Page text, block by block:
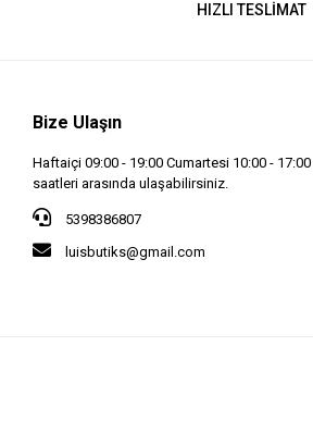
HIZLI TESLİMAT
Bize Ulaşın
Haftaiçi 09:00 - 19:00 Cumartesi 10:00 - 17:00
saatleri arasında ulaşabilirsiniz.
5398386807
luisbutiks@gmail.com